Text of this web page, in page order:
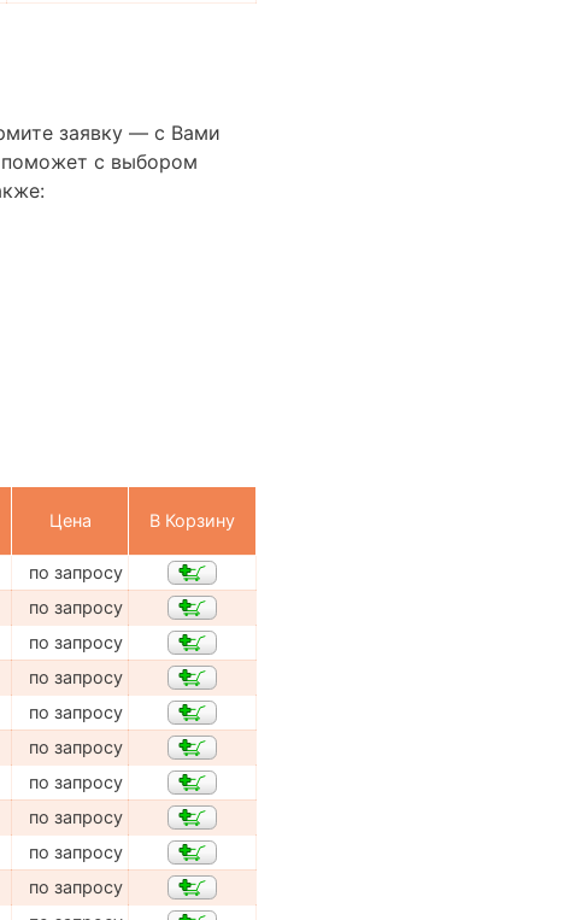
заявку — с Вами
с выбором
Цена В Корзину
по запросу
по запросу
по запросу
по запросу
по запросу
по запросу
по запросу
по запросу
по запросу
по запросу